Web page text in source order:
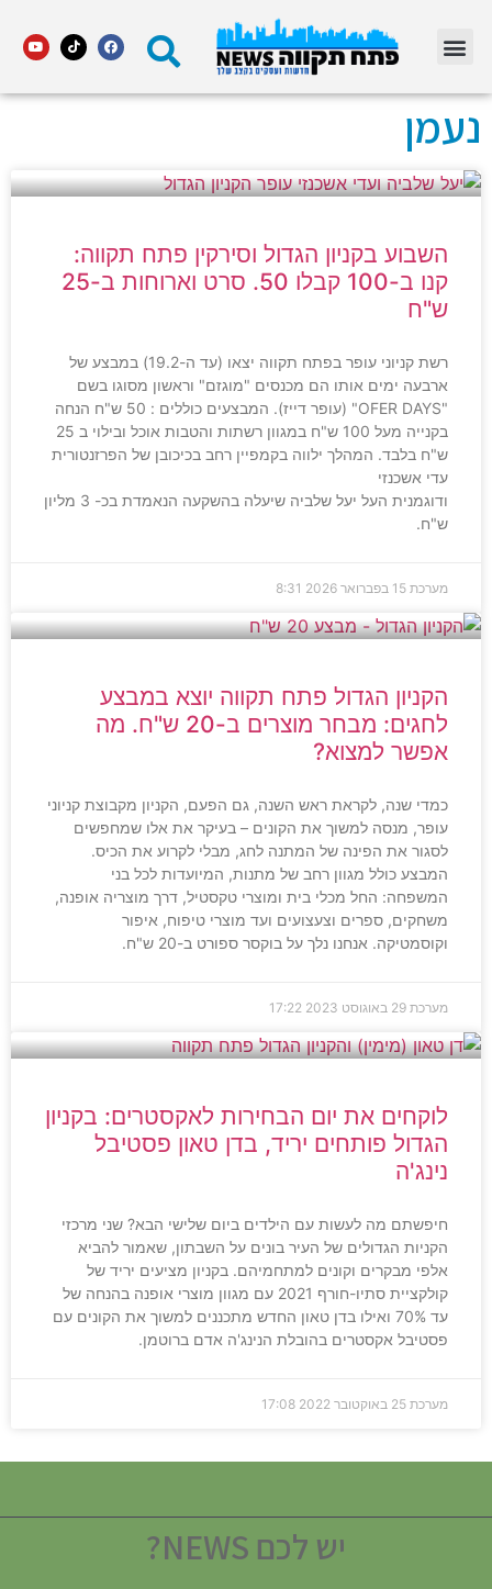
נעמן
השבוע בקניון הגדול וסירקין פתח תקווה:
קנו ב-100 קבלו 50. סרט וארוחות ב-25
ש"ח
רשת קניוני עופר בפתח תקווה יצאו (עד ה-19.2) במבצע של
ארבעה ימים אותו הם מכנסים "מוגזם" וראשון מסוגו בשם
"OFER DAYS" (עופר דייז). המבצעים כוללים : 50 ש"ח הנחה
בקנייה מעל 100 ש"ח במגוון רשתות והטבות אוכל ובילוי ב 25
ש"ח בלבד. המהלך ילווה בקמפיין רחב בכיכובן של הפרזנטורית
עדי אשכנזי
ודוגמנית העל יעל שלביה שיעלה בהשקעה הנאמדת בכ- 3 מליון
ש"ח.
מערכת 15 בפברואר 2026 8:31
הקניון הגדול פתח תקווה יוצא במבצע
לחגים: מבחר מוצרים ב-20 ש"ח. מה
אפשר למצוא?
כמדי שנה, לקראת ראש השנה, גם הפעם, הקניון מקבוצת קניוני
עופר, מנסה למשוך את הקונים – בעיקר את אלו שמחפשים
לסגור את הפינה של המתנה לחג, מבלי לקרוע את הכיס.
המבצע כולל מגוון רחב של מתנות, המיועדות לכל בני
המשפחה: החל מכלי בית ומוצרי טקסטיל, דרך מוצריה אופנה,
משחקים, ספרים וצעצועים ועד מוצרי טיפוח, איפור
וקוסמטיקה. אנחנו נלך על בוקסר ספורט ב-20 ש"ח.
מערכת 29 באוגוסט 2023 17:22
לוקחים את יום הבחירות לאקסטרים: בקניון
הגדול פותחים יריד, בדן טאון פסטיבל
נינג'ה
חיפשתם מה לעשות עם הילדים ביום שלישי הבא? שני מרכזי
הקניות הגדולים של העיר בונים על השבתון, שאמור להביא
אלפי מבקרים וקונים למתחמיהם. בקניון מציעים יריד של
קולקציית סתיו-חורף 2021 עם מגוון מוצרי אופנה בהנחה של
עד 70% ואילו בדן טאון החדש מתכננים למשוך את הקונים עם
פסטיבל אקסטרים בהובלת הנינג'ה אדם ברוטמן.
מערכת 25 באוקטובר 2022 17:08
יש לכם NEWS?